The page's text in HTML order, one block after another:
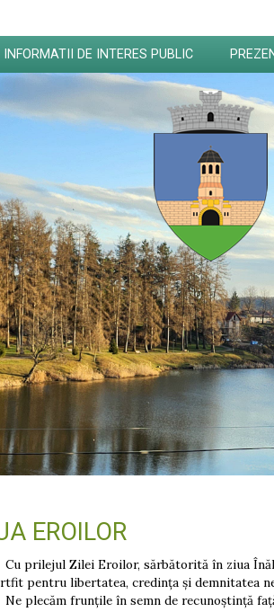
DE INTERES PUBLIC
EROILOR
Zilei Eroilor, sărbătorită în ziua
pentru libertatea, credința și demnitatea
frunțile în semn de recunoștință